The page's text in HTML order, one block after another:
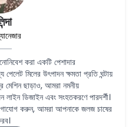
করা একটি পেশাদার
মিলের উৎপাদন ক্ষমতা প্রতি ঘন্টায়
মেশিন ছাড়াও, আমরা নমনীয়
লাইন ডিজাইন এবং সংহতকরণে পারদর্শী।
করুন, আমরা আপনাকে জলজ চাষের